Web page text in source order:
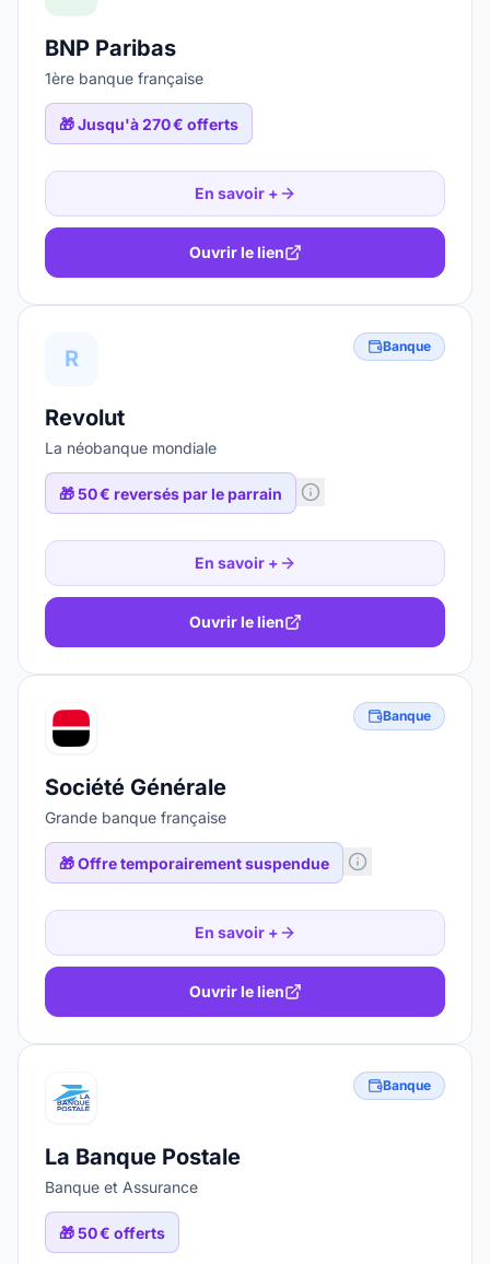
BNP Paribas
1ère banque française
🎁Jusqu'à 270 € offerts
En savoir +
Ouvrir le lien
R Banque
Revolut
La néobanque mondiale
🎁50 € reversés par le parrain
En savoir +
Ouvrir le lien
Banque
Société Générale
Grande banque française
🎁Offre temporairement suspendue
En savoir +
Ouvrir le lien
Banque
La Banque Postale
Banque et Assurance
🎁50 € offerts